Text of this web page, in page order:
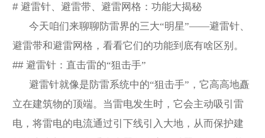
# 避雷针、避雷带、避雷网格：功能大揭秘
今天咱们来聊聊防雷界的三大“明星”——避雷针、
避雷带和避雷网格，看看它们的功能到底有啥区别。
## 避雷针：直击雷的“狙击手”
避雷针就像是防雷系统中的“狙击手”，它高高地矗
立在建筑物的顶端。当雷电发生时，它会主动吸引雷
电，将雷电的电流通过引下线引入大地，从而保护建